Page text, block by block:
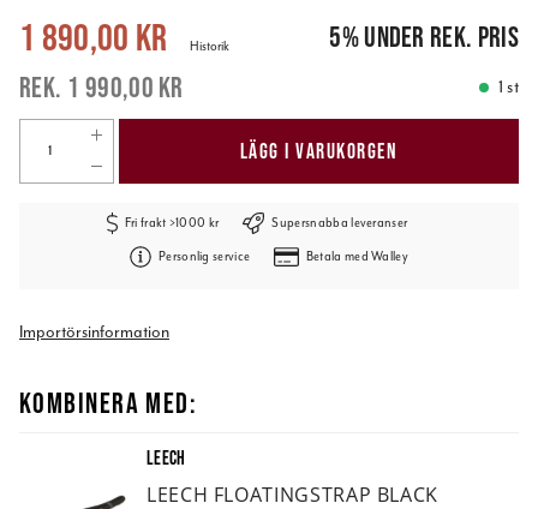
Nuvarande pris: 1 890,00 kr 1 990,00 kr
1 890,00 kr
1 990,00 kr
Historik 5%under rek. pris
1 st
LÄGG I VARUKORGEN
Fri frakt >1000 kr Supersnabba leveranser
Personlig service Betala med Walley
Importörsinformation
KOMBINERA MED:
LEECH
LEECH FLOATINGSTRAP BLACK